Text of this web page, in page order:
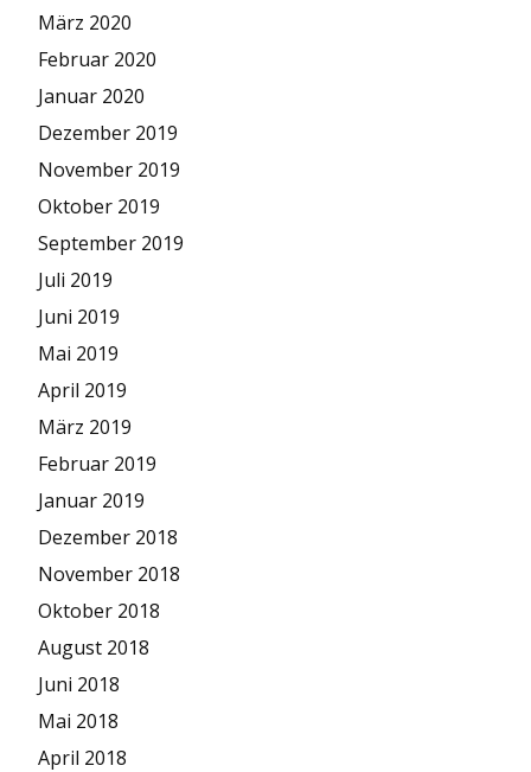
März 2020
Februar 2020
Januar 2020
Dezember 2019
November 2019
Oktober 2019
September 2019
Juli 2019
Juni 2019
Mai 2019
April 2019
März 2019
Februar 2019
Januar 2019
Dezember 2018
November 2018
Oktober 2018
August 2018
Juni 2018
Mai 2018
April 2018